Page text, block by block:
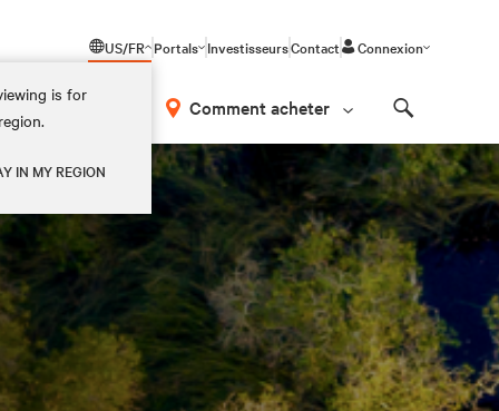
US/FR
is for
IN MY REGION
Portals InvestisseursContact Connexion
Comment acheter